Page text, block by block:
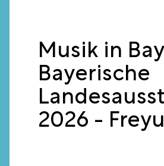
Musik in
Bayerische
2026 -